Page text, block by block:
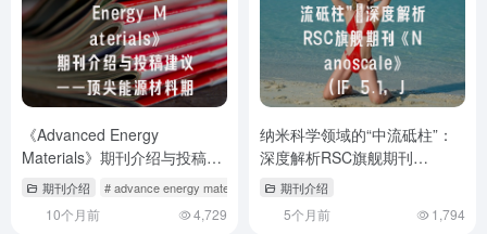
《Advanced Energy
Materials》期刊介绍与投稿建
议——顶尖能源材料期刊的突
围之道
期刊介绍 # advance energy matetial期刊怎么样 # advanced energy materials
10个月前 4,729
纳米科学领域的“中流砥柱”：
深度解析RSC旗舰期刊
《Nanoscale》（IF 5.1，JCR
Q1，投稿攻略全解）
期刊介绍
5个月前 1,794